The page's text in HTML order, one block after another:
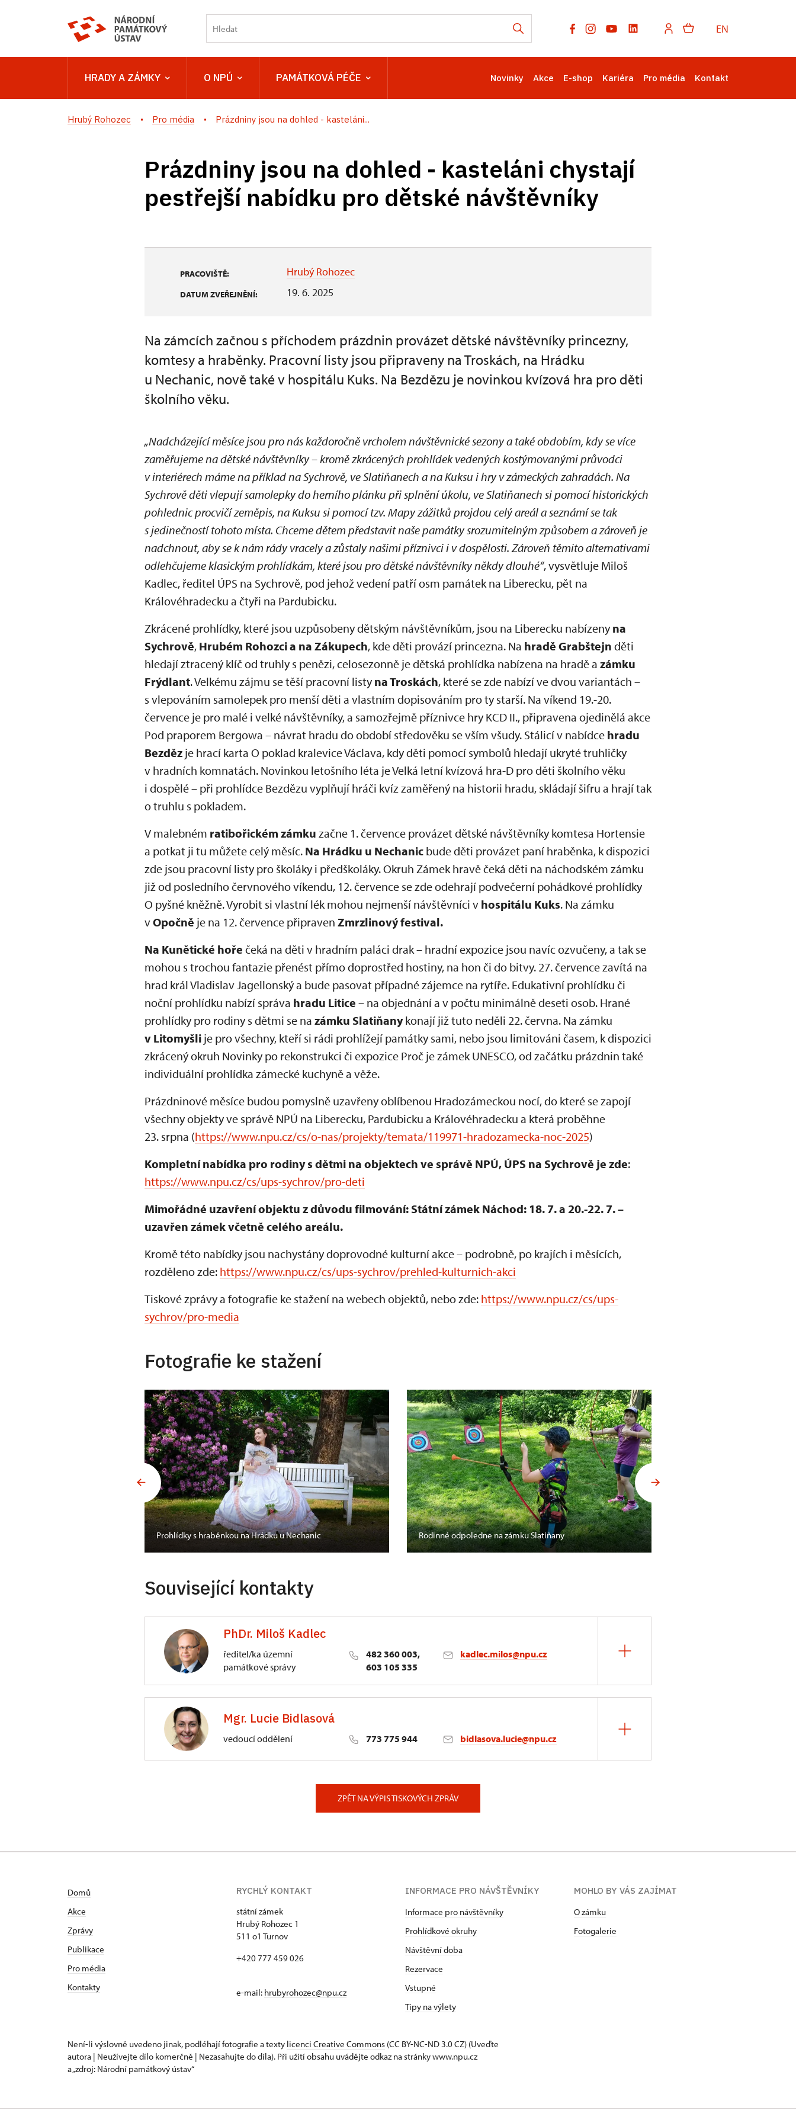
EN
HRADY A ZÁMKY O NPÚ PAMÁTKOVÁ PÉČE Novinky Akce E-shop Kariéra Pro média Kontakt
Hrubý Rohozec Pro média Prázdniny jsou na dohled - kasteláni...
Prázdniny jsou na dohled - kasteláni chystají
pestřejší nabídku pro dětské návštěvníky
PRACOVIŠTĚ: Hrubý Rohozec
DATUM ZVEŘEJNĚNÍ: 19. 6. 2025
Na zámcích začnou s příchodem prázdnin provázet dětské návštěvníky princezny,
komtesy a hraběnky. Pracovní listy jsou připraveny na Troskách, na Hrádku
u Nechanic, nově také v hospitálu Kuks. Na Bezdězu je novinkou kvízová hra pro děti
školního věku.
„Nadcházející měsíce jsou pro nás každoročně vrcholem návštěvnické sezony a také obdobím, kdy se více
zaměřujeme na dětské návštěvníky – kromě zkrácených prohlídek vedených kostýmovanými průvodci
v interiérech máme na příklad na Sychrově, ve Slatiňanech a na Kuksu i hry v zámeckých zahradách. Na
Sychrově děti vlepují samolepky do herního plánku při splnění úkolu, ve Slatiňanech si pomocí historických
pohlednic procvičí zeměpis, na Kuksu si pomocí tzv. Mapy zážitků projdou celý areál a seznámí se tak
s jedinečností tohoto místa. Chceme dětem představit naše památky srozumitelným způsobem a zároveň je
nadchnout, aby se k nám rády vracely a zůstaly našimi příznivci i v dospělosti. Zároveň těmito alternativami
odlehčujeme klasickým prohlídkám, které jsou pro dětské návštěvníky někdy dlouhé“, vysvětluje Miloš
Kadlec, ředitel ÚPS na Sychrově, pod jehož vedení patří osm památek na Liberecku, pět na
Královéhradecku a čtyři na Pardubicku.
Zkrácené prohlídky, které jsou uzpůsobeny dětským návštěvníkům, jsou na Liberecku nabízeny na
Sychrově, Hrubém Rohozci a na Zákupech, kde děti provází princezna. Na hradě Grabštejn děti
hledají ztracený klíč od truhly s penězi, celosezonně je dětská prohlídka nabízena na hradě a zámku
Frýdlant. Velkému zájmu se těší pracovní listy na Troskách, které se zde nabízí ve dvou variantách –
s vlepováním samolepek pro menší děti a vlastním dopisováním pro ty starší. Na víkend 19.-20.
července je pro malé i velké návštěvníky, a samozřejmě příznivce hry KCD II., připravena ojedinělá akce
Pod praporem Bergowa – návrat hradu do období středověku se vším všudy. Stálicí v nabídce hradu
Bezděz je hrací karta O poklad kralevice Václava, kdy děti pomocí symbolů hledají ukryté truhličky
v hradních komnatách. Novinkou letošního léta je Velká letní kvízová hra-D pro děti školního věku
i dospělé – při prohlídce Bezdězu vyplňují hráči kvíz zaměřený na historii hradu, skládají šifru a hrají tak
o truhlu s pokladem.
V malebném ratibořickém zámku začne 1. července provázet dětské návštěvníky komtesa Hortensie
a potkat ji tu můžete celý měsíc. Na Hrádku u Nechanic bude děti provázet paní hraběnka, k dispozici
zde jsou pracovní listy pro školáky i předškoláky. Okruh Zámek hravě čeká děti na náchodském zámku
již od posledního červnového víkendu, 12. července se zde odehrají podvečerní pohádkové prohlídky
O pyšné kněžně. Vyrobit si vlastní lék mohou nejmenší návštěvníci v hospitálu Kuks. Na zámku
vOpočně je na 12. července připraven Zmrzlinový festival.
Na Kunětické hoře čeká na děti v hradním paláci drak – hradní expozice jsou navíc ozvučeny, a tak se
mohou s trochou fantazie přenést přímo doprostřed hostiny, na hon či do bitvy. 27. července zavítá na
hrad král Vladislav Jagellonský a bude pasovat případné zájemce na rytíře. Edukativní prohlídku či
noční prohlídku nabízí správa hradu Litice – na objednání a v počtu minimálně deseti osob. Hrané
prohlídky pro rodiny s dětmi se na zámku Slatiňanykonají již tuto neděli 22. června. Na zámku
v Litomyšli je pro všechny, kteří si rádi prohlížejí památky sami, nebo jsou limitováni časem, k dispozici
zkrácený okruh Novinky po rekonstrukci či expozice Proč je zámek UNESCO, od začátku prázdnin také
individuální prohlídka zámecké kuchyně a věže.
Prázdninové měsíce budou pomyslně uzavřeny oblíbenou Hradozámeckou nocí, do které se zapojí
všechny objekty ve správě NPÚ na Liberecku, Pardubicku a Královéhradecku a která proběhne
23. srpna (https://www.npu.cz/cs/o-nas/projekty/temata/119971-hradozamecka-noc-2025)
Kompletní nabídka pro rodiny s dětmi na objektech ve správě NPÚ, ÚPS na Sychrově je zde:
https://www.npu.cz/cs/ups-sychrov/pro-deti
Mimořádné uzavření objektu z důvodu filmování: Státní zámek Náchod: 18. 7. a 20.-22. 7. –
uzavřen zámek včetně celého areálu.
Kromě této nabídky jsou nachystány doprovodné kulturní akce – podrobně, po krajích i měsících,
rozděleno zde: https://www.npu.cz/cs/ups-sychrov/prehled-kulturnich-akci
Tiskové zprávy a fotografie ke stažení na webech objektů, nebo zde: https://www.npu.cz/cs/ups-
sychrov/pro-media
Fotografie ke stažení
Prohlídky s hraběnkou na Hrádku u Nechanic Rodinné odpoledne na zámku Slatiňany
Související kontakty
PhDr. Miloš Kadlec
ředitel/ka územní
památkové správy
482 360 003,
603 105 335
kadlec.milos@npu.cz
3/, Sychrov 3Mgr. Lucie Bidlasová
vedoucí oddělení 773 775 944 bidlasova.lucie@npu.cz
ZPĚT NA VÝPIS TISKOVÝCH ZPRÁV
Domů
Akce
Zprávy
Publikace
Pro média
Kontakty
RYCHLÝ KONTAKT
státní zámek
Hrubý Rohozec 1
511 o1 Turnov
+420 777 459 026
e-mail: hrubyrohozec@npu.cz
INFORMACE PRO NÁVŠTĚVNÍKY
Informace pro návštěvníky
Prohlídkové okruhy
Návštěvní doba
Rezervace
Vstupné
Tipy na výlety
MOHLO BY VÁS ZAJÍMAT
O zámku
Fotogalerie
Není-li výslovně uvedeno jinak, podléhají fotografie a texty licenci Creative Commons (CC BY-NC-ND 3.0 CZ) (Uveďte
autora | Neužívejte dílo komerčně | Nezasahujte do díla). Při užití obsahu uvádějte odkaz na stránky www.npu.cz
a „zdroj: Národní památkový ústav“